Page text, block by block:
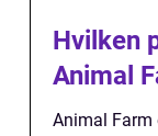
Hvilken
Animal
Animal Farm